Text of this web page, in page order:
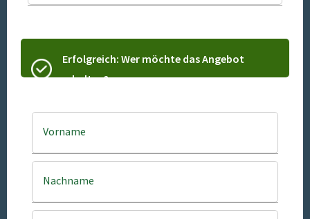
Erfolgreich: Wer möchte das Angebot
erhalten?
Vorname
Nachname